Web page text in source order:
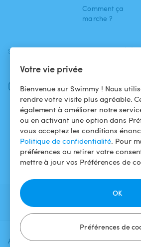
Votre vie privée
Bienvenue sur Swimmy ! Nous
rendre votre visite plus agréable.
également à améliorer notre
ou en activant une option dans
vous acceptez les conditions
Politique de confidentialité. Pour
préférences ou retirer votre
mettre à jour vos Préférences de
Préférences de
OK
Ajoutez une date et un créneau pour
Comment ça
marche ?
SUIVEZ-NOUS
Facebook
Instagram